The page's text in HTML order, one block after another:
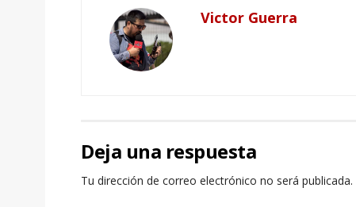
Victor Guerra
Deja una respuesta
Tu dirección de correo electrónico no será publicada.